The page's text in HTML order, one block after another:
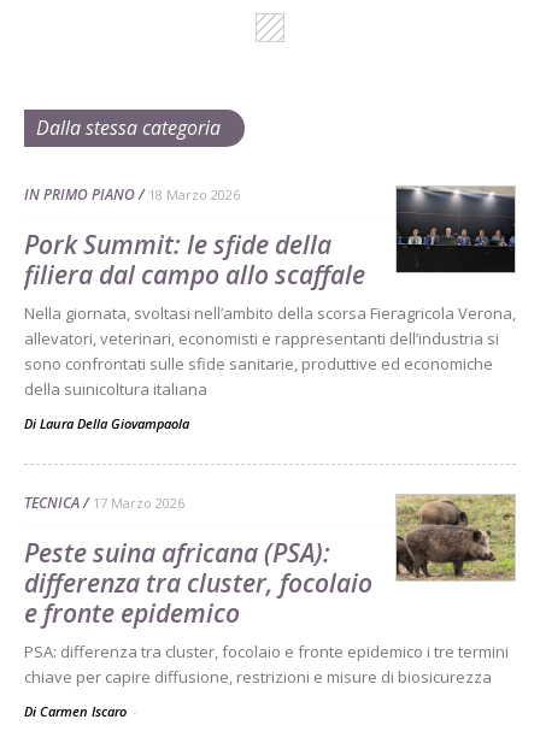
Dalla stessa categoria
IN PRIMO PIANO 18 Marzo 2026
Pork Summit: le sfide della
filiera dal campo allo scaffale
Nella giornata, svoltasi nell’ambito della scorsa Fieragricola Verona,
allevatori, veterinari, economisti e rappresentanti dell’industria si
sono confrontati sulle sfide sanitarie, produttive ed economiche
della suinicoltura italiana
Di Laura Della Giovampaola
TECNICA 17 Marzo 2026
Peste suina africana (PSA):
differenza tra cluster, focolaio
e fronte epidemico
PSA: differenza tra cluster, focolaio e fronte epidemico i tre termini
chiave per capire diffusione, restrizioni e misure di biosicurezza
Di Carmen Iscaro -